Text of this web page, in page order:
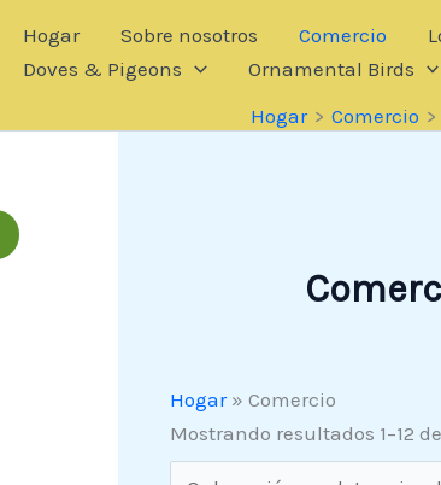
Hogar Sobre nosotros Comercio
Doves & Pigeons
Ornamental Birds
Hogar
Comercio
Hogar»Comercio
Mostrando resultados 1–12